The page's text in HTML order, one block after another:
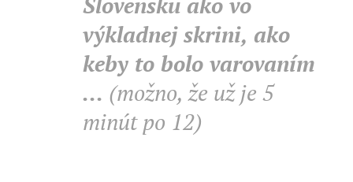
výkladnej skrini, ako
keby to bolo varovaním
... (možno, že už je 5
minút po 12)